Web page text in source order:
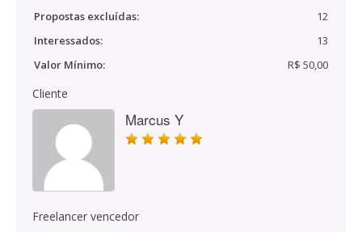
Propostas excluídas:
12
Interessados:
13
Valor Mínimo:
R$ 50,00
Cliente
Marcus Y
Freelancer vencedor